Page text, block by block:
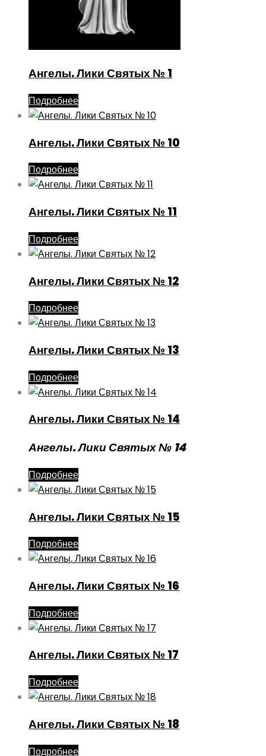
Ангелы. Лики Святых № 1
Подробнее
Ангелы. Лики Святых № 10
Подробнее
Ангелы. Лики Святых № 11
Подробнее
Ангелы. Лики Святых № 12
Подробнее
Ангелы. Лики Святых № 13
Подробнее
Ангелы. Лики Святых № 14
Ангелы. Лики Святых № 14
Подробнее
Ангелы. Лики Святых № 15
Подробнее
Ангелы. Лики Святых № 16
Подробнее
Ангелы. Лики Святых № 17
Подробнее
Ангелы. Лики Святых № 18
Подробнее